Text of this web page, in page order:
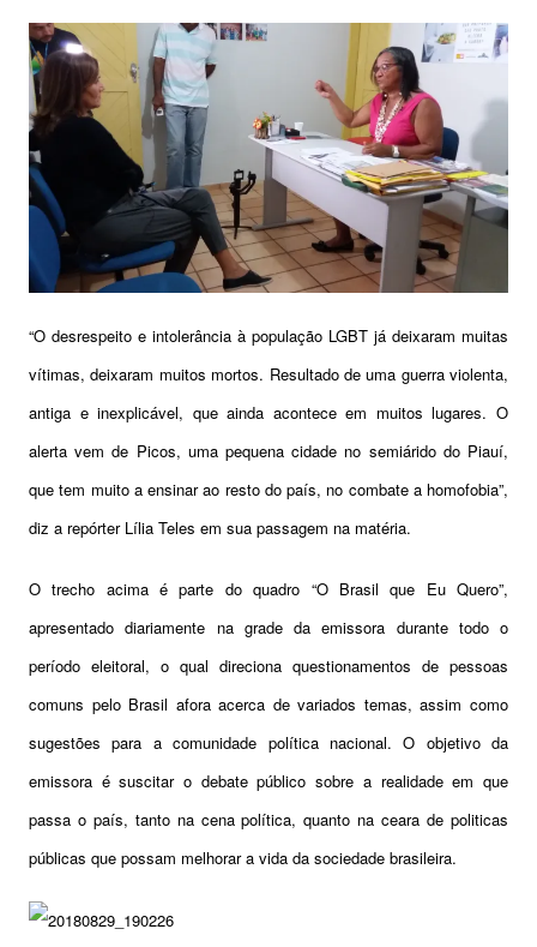
“O desrespeito e intolerância à população LGBT já deixaram muitas
vítimas, deixaram muitos mortos. Resultado de uma guerra violenta,
antiga e inexplicável, que ainda acontece em muitos lugares. O
alerta vem de Picos, uma pequena cidade no semiárido do Piauí,
que tem muito a ensinar ao resto do país, no combate a homofobia”,
diz a repórter Lília Teles em sua passagem na matéria.
O trecho acima é parte do quadro “O Brasil que Eu Quero”,
apresentado diariamente na grade da emissora durante todo o
período eleitoral, o qual direciona questionamentos de pessoas
comuns pelo Brasil afora acerca de variados temas, assim como
sugestões para a comunidade política nacional. O objetivo da
emissora é suscitar o debate público sobre a realidade em que
passa o país, tanto na cena política, quanto na ceara de politicas
públicas que possam melhorar a vida da sociedade brasileira.